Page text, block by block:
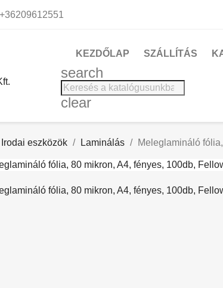
+36209612551
KEZDŐLAP SZÁLLÍTÁS
search
clear
Irodai eszközök Laminálás Meleglamináló